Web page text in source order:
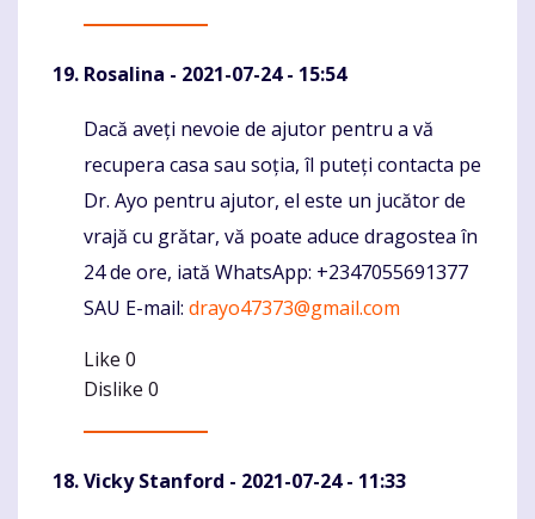
Rosalina - 2021-07-24 - 15:54
Komentaras
Dacă aveți nevoie de ajutor pentru a vă
recupera casa sau soția, îl puteți contacta pe
Dr. Ayo pentru ajutor, el este un jucător de
vrajă cu grătar, vă poate aduce dragostea în
24 de ore, iată WhatsApp: +2347055691377
SAU E-mail: drayo47373@gmail.com
Like 0
Dislike 0
Vicky Stanford - 2021-07-24 - 11:33